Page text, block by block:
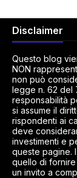
Disclaimer
Questo blog
NON
non può
legge n. 62 del
responsabilità
si assume il
rispondenti ai
deve
investimenti e
queste pagine.
quello di
un invito a